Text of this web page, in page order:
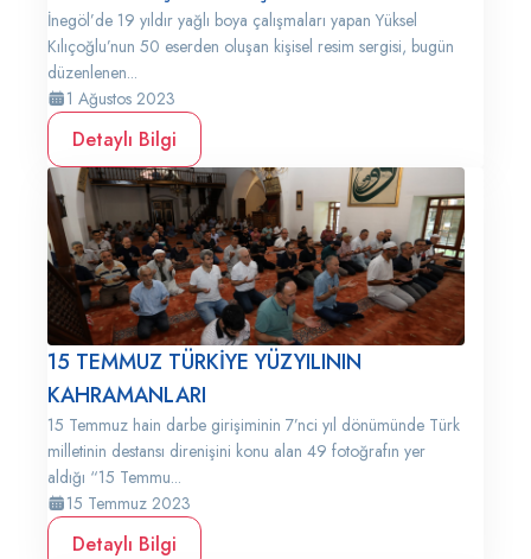
İnegöl’de 19 yıldır yağlı boya çalışmaları yapan Yüksel
Kılıçoğlu’nun 50 eserden oluşan kişisel resim sergisi, bugün
düzenlenen...
1 Ağustos 2023
Detaylı Bilgi
15 TEMMUZ TÜRKİYE YÜZYILININ
KAHRAMANLARI
15 Temmuz hain darbe girişiminin 7’nci yıl dönümünde Türk
milletinin destansı direnişini konu alan 49 fotoğrafın yer
aldığı “15 Temmu...
15 Temmuz 2023
Detaylı Bilgi